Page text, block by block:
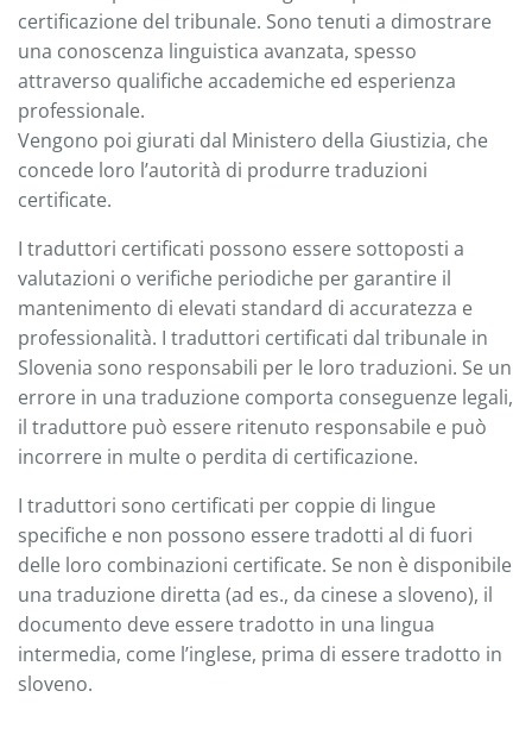
certificazione del tribunale. Sono tenuti a dimostrare
una conoscenza linguistica avanzata, spesso
attraverso qualifiche accademiche ed esperienza
professionale.
Vengono poi giurati dal Ministero della Giustizia, che
concede loro l’autorità di produrre traduzioni
certificate.
I traduttori certificati possono essere sottoposti a
valutazioni o verifiche periodiche per garantire il
mantenimento di elevati standard di accuratezza e
professionalità. I traduttori certificati dal tribunale in
Slovenia sono responsabili per le loro traduzioni. Se un
errore in una traduzione comporta conseguenze legali,
il traduttore può essere ritenuto responsabile e può
incorrere in multe o perdita di certificazione.
I traduttori sono certificati per coppie di lingue
specifiche e non possono essere tradotti al di fuori
delle loro combinazioni certificate. Se non è disponibile
una traduzione diretta (ad es., da cinese a sloveno), il
documento deve essere tradotto in una lingua
intermedia, come l’inglese, prima di essere tradotto in
sloveno.